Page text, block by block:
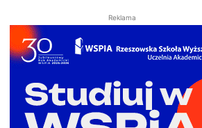
Reklama